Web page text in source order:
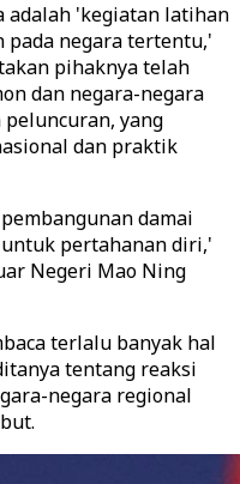
adalah 'kegiatan latihan
negara tertentu,'
pihaknya telah
dan negara-negara
yang
dan praktik
damai
pertahanan diri,'
Negeri Mao Ning
terlalu banyak hal
tentang reaksi
negara regional